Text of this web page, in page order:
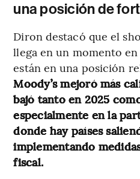
una posición de
Diron destacó que el
llega en un momento
están en una posición
Moody’s mejoró más
bajó tanto en 2025
especialmente en la
donde hay países
implementando
fiscal.